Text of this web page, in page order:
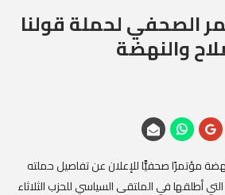
الصحفي لحملة قولنا
والنهضة
مؤتمرًا صحفيًّا للإعلان عن تفاصيل حملته
أطلقها في الملتقى السياسي للحزب الثلاثاء